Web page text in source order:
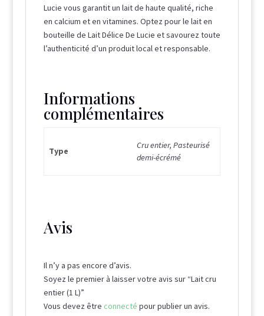
Lucie vous garantit un lait de haute qualité, riche
en calcium et en vitamines. Optez pour le lait en
bouteille de Lait Délice De Lucie et savourez toute
l’authenticité d’un produit local et responsable.
Informations
complémentaires
Type
Cru entier, Pasteurisé
demi-écrémé
Avis
Il n’y a pas encore d’avis.
Soyez le premier à laisser votre avis sur “Lait cru
entier (1 L)”
Vous devez être connecté pour publier un avis.